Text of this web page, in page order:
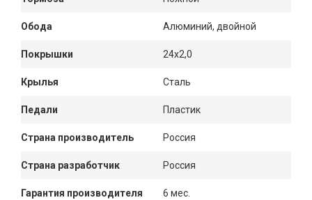
Обода Алюминий, двойной
Покрышки 24x2,0
Крылья Сталь
Педали Пластик
Страна производитель Россия
Страна разработчик Россия
Гарантия производителя 6 мес.